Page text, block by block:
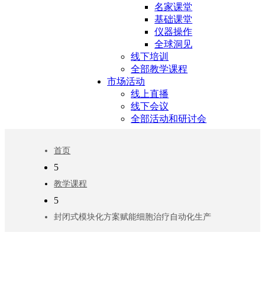
名家课堂
基础课堂
仪器操作
全球洞见
线下培训
全部教学课程
市场活动
线上直播
线下会议
全部活动和研讨会
首页
5
教学课程
5
封闭式模块化方案赋能细胞治疗自动化生产